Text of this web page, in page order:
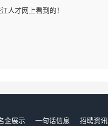
人才网上看到的！
企展示 一句话信息 招聘资讯